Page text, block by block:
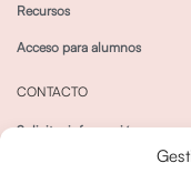
Recursos
Acceso para alumnos
CONTACTO
Solicitar información